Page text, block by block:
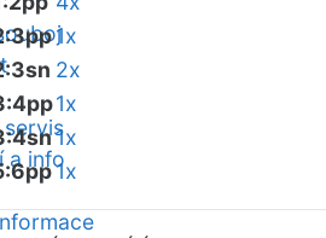
a info
1x
2x
1x
1x
1x